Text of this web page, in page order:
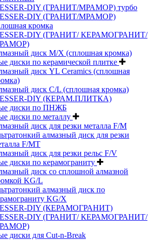
DIY (ГРАНИТ/МРАМОР) турбо
DIY (ГРАНИТ/МРАМОР)
кромка
DIY (ГРАНИТ/ КЕРАМОГРАНИТ/
диск M/X (сплошная кромка)
диски по керамической плитке
диск YL Ceramics (сплошная
диск C/L (сплошная кромка)
DIY (КЕРАМ.ПЛИТКА)
диски по ПНЖБ
диски по металлу
диск для резки металла F/M
алмазный диск для резки
F/MT
диск для резки рельс F/V
диски по керамограниту
диск со сплошной алмазной
KG/L
алмазный диск по
KG/X
DIY (КЕРАМОГРАНИТ)
DIY (ГРАНИТ/ КЕРАМОГРАНИТ/
диски для Cut-n-Break